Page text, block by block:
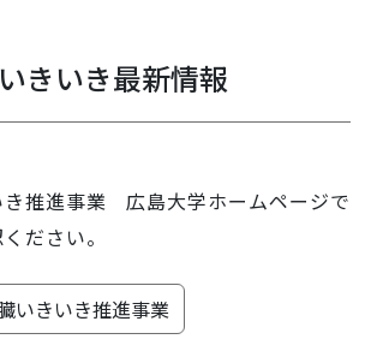
きいき最新情報
推進事業 広島大学ホームページで
ださい。
いきいき推進事業